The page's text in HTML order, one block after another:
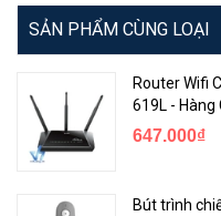
SẢN PHẨM CÙNG LOẠI
Router Wifi
619L - Hàng
647.000₫
Bút trình